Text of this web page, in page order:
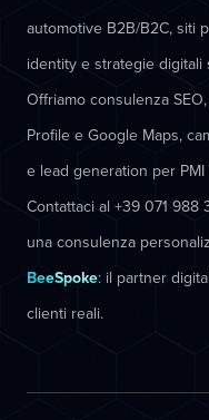
automotive B2B/B2C, siti
identity e strategie digitali
Offriamo consulenza
Profile e Google Maps,
e lead generation per
Contattaci al +39 071 988
una consulenza
BeeSpoke: il partner
clienti reali.